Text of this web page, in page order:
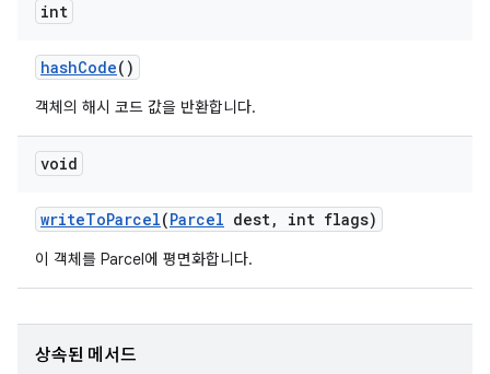
int
hashCode()
객체의 해시 코드 값을 반환합니다.
void
writeToParcel(Parcel dest, int flags)
이 객체를 Parcel에 평면화합니다.
상속된 메서드